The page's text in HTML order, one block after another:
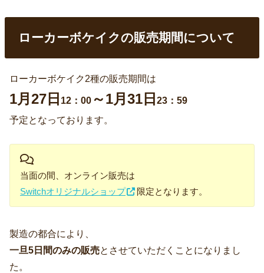
ローカーボケイクの販売期間について
ローカーボケイク2種の販売期間は
1月27日 12：00 ～1月31日23：59
予定となっております。
当面の間、オンライン販売は
Switchオリジナルショップ
限定となります。
製造の都合により、
一旦5日間のみの販売とさせていただくことになりまし
た。